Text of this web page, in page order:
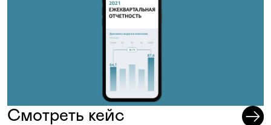
Смотреть кейс